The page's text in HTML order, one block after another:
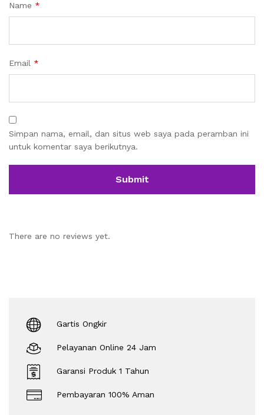
Name *
Email *
Simpan nama, email, dan situs web saya pada peramban ini
untuk komentar saya berikutnya.
There are no reviews yet.
Gartis Ongkir
Pelayanan Online 24 Jam
Garansi Produk 1 Tahun
Pembayaran 100% Aman